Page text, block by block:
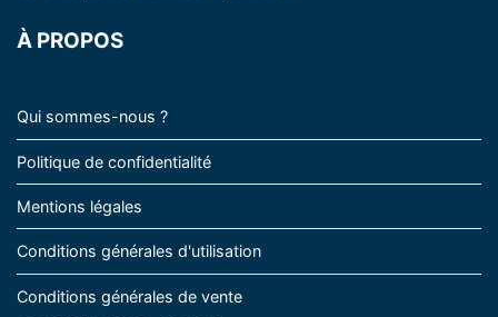
À PROPOS
Qui sommes-nous ?
Politique de confidentialité
Mentions légales
Conditions générales d'utilisation
Conditions générales de vente